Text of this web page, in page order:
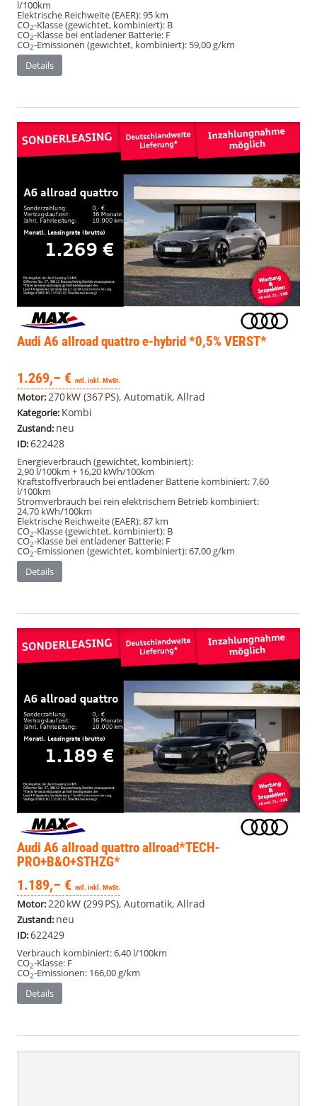
l/100km
Elektrische Reichweite (EAER):95 km
CO2-Klasse (gewichtet, kombiniert): B
CO2-Klasse bei entladener Batterie: F
CO2-Emissionen (gewichtet, kombiniert): 59,00 g/km
Details
Audi A6 allroad quattroe-hybrid *0,5% VERST*
1.269,– € mtl. inkl. MwSt.
Motor:270 kW (367 PS), Automatik, Allrad
Kategorie: Kombi
Zustand: neu
ID:622428
Energieverbrauch (gewichtet, kombiniert):
2,90 l/100km + 16,20 kWh/100km
Kraftstoffverbrauch bei entladener Batterie kombiniert:7,60
l/100km
Stromverbrauch bei rein elektrischem Betrieb kombiniert:
24,70 kWh/100km
Elektrische Reichweite (EAER):87 km
CO2-Klasse (gewichtet, kombiniert): B
CO2-Klasse bei entladener Batterie: F
CO2-Emissionen (gewichtet, kombiniert):67,00 g/km
Details
Audi A6 allroad quattroallroad*TECH-
PRO+B&O+STHZG*
1.189,– € mtl. inkl. MwSt.
Motor:220 kW (299 PS), Automatik, Allrad
Zustand: neu
ID:622429
Verbrauch kombiniert:6,40 l/100km
CO2-Klasse: F
CO2-Emissionen: 166,00 g/km
Details